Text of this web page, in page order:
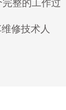
完整的工作过
修技术人